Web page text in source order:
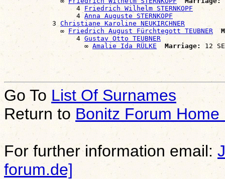
                  4
Friedrich Wilhelm STERNKOPF
                  4
Anna Auguste STERNKOPF
            3
Christiane Karoline NEUKIRCHNER
              ∞
Friedrich August Fürchtegott TEUBNER
                  4
Gustav Otto TEUBNER
                    ∞
Amalie Ida RÜLKE Marriage:
Go To List Of Surnames
Return to Bonitz Forum Home
For further information email:
forum.de]